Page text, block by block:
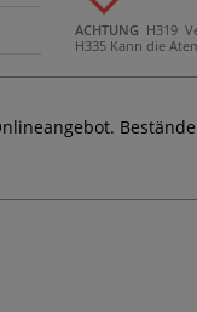
ACHTUNG H319
H335 Kann die